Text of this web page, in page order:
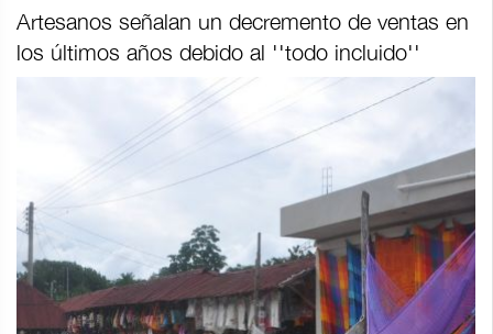
Artesanos señalan un decremento de ventas en
los últimos años debido al ''todo incluido''